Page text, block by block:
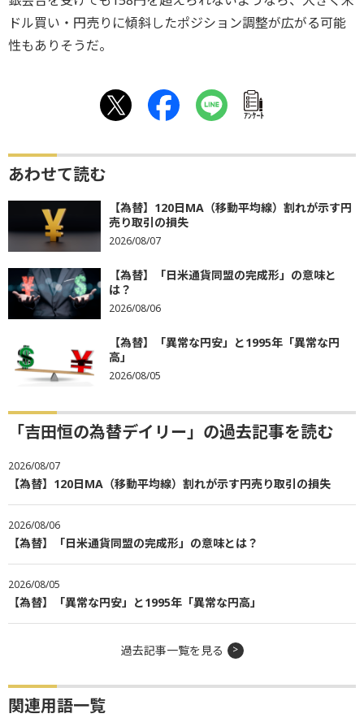
ドル買い・円売りに傾斜したポジション調整が広がる可能
性もありそうだ。
ｱﾝｹｰﾄ
あわせて読む
【為替】120日MA（移動平均線）割れが示す円
売り取引の損失
2026/08/07
【為替】「日米通貨同盟の完成形」の意味と
は？
2026/08/06
【為替】「異常な円安」と1995年「異常な円
高」
2026/08/05
「吉田恒の為替デイリー」の過去記事を読む
2026/08/07
【為替】120日MA（移動平均線）割れが示す円売り取引の損失
2026/08/06
【為替】「日米通貨同盟の完成形」の意味とは？
2026/08/05
【為替】「異常な円安」と1995年「異常な円高」
過去記事一覧を見る
関連用語一覧